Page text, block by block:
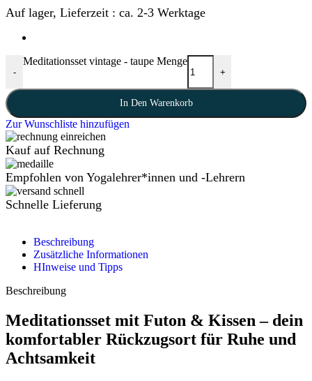
Auf lager, Lieferzeit : ca. 2-3 Werktage
-
Meditationsset vintage - taupe Menge
+
In Den Warenkorb
Zur Wunschliste hinzufügen
Kauf auf Rechnung
Empfohlen von Yogalehrer*innen und -Lehrern
Schnelle Lieferung
Beschreibung
Zusätzliche Informationen
HInweise und Tipps
Beschreibung
Meditationsset mit Futon & Kissen – dein
komfortabler Rückzugsort für Ruhe und
Achtsamkeit